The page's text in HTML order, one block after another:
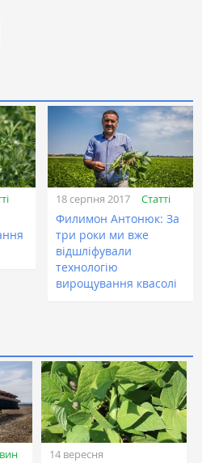
18 серпня 2017 Статті
Филимон Антонюк: За
три роки ми вже
відшліфували
технологію
вирощування квасолі
14 вересня